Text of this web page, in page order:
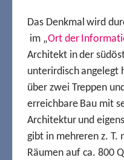
Das Denkmal wird
im „Ort der
Architekt in der
unterirdisch angelegt
über zwei Treppen
erreichbare Bau mit
Architektur und
gibt in mehreren z. T.
Räumen auf ca. 800